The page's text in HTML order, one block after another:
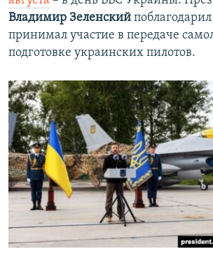
Владимир Зеленский
принимал участие в передаче
подготовке украинских пилотов.